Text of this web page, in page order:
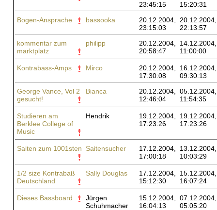
23:45:15
15:20:31
Bogen-Ansprache
bassooka
20.12.2004,
23:15:03
20.12.2004,
22:13:57
kommentar zum
marktplatz
philipp
20.12.2004,
20:58:47
14.12.2004,
11:00:00
Kontrabass-Amps Mirco
20.12.2004,
17:30:08
16.12.2004,
09:30:13
George Vance, Vol 2
gesucht!
Bianca
20.12.2004,
12:46:04
05.12.2004,
11:54:35
Studieren am
Berklee College of
Music
Hendrik
19.12.2004,
17:23:26
19.12.2004,
17:23:26
Saiten zum 1001sten Saitensucher
17.12.2004,
17:00:18
13.12.2004,
10:03:29
1/2 size Kontrabaß
Deutschland
Sally Douglas
17.12.2004,
15:12:30
15.12.2004,
16:07:24
Dieses Bassboard
Jürgen
Schuhmacher
15.12.2004,
16:04:13
07.12.2004,
05:05:20